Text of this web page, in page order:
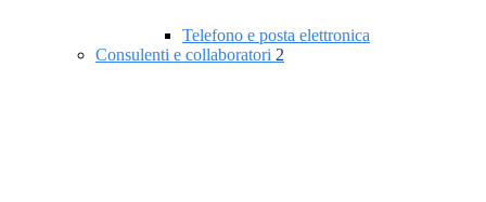
Telefono e posta elettronica
Consulenti e collaboratori 2